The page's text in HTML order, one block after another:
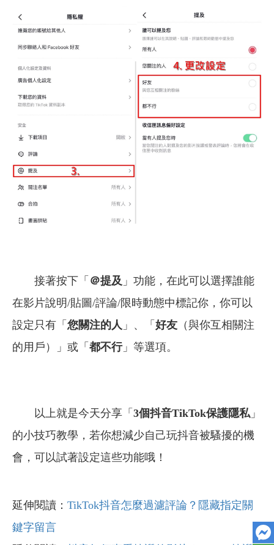
接著按下「 ＠提及 」功能，在此可以選擇誰能
在影片說明/貼圖/評論/限時動態中標記你，你可以
設定只有「 您關注的人 」、「 好友 （與你互相關注
的用戶）」或「 都不行」等選項。
以上就是今天分享「 3個抖音TikTok保護隱私」
的小技巧教學，若你想減少自己玩抖音被騷擾的機
會，可以試著設定這些功能哦！
延伸閱讀： TikTok抖音怎麼過濾評論？隱藏指定關
鍵字留言